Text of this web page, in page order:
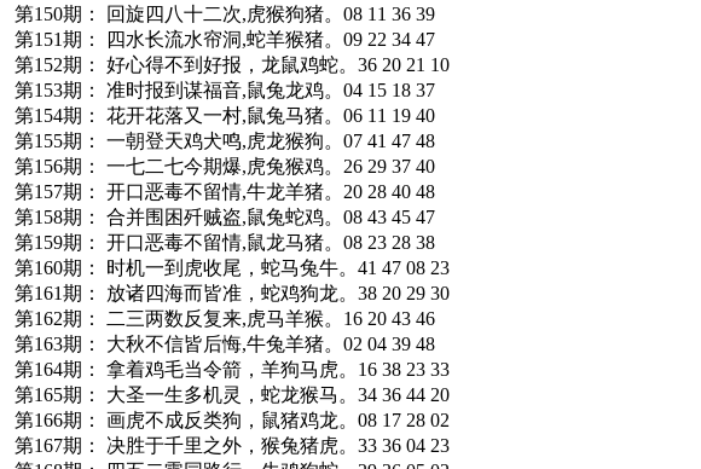
第150期： 回旋四八十二次,虎猴狗猪。08 11 36 39
第151期： 四水长流水帘洞,蛇羊猴猪。09 22 34 47
第152期： 好心得不到好报，龙鼠鸡蛇。36 20 21 10
第153期： 准时报到谋福音,鼠兔龙鸡。04 15 18 37
第154期： 花开花落又一村,鼠兔马猪。06 11 19 40
第155期： 一朝登天鸡犬鸣,虎龙猴狗。07 41 47 48
第156期： 一七二七今期爆,虎兔猴鸡。26 29 37 40
第157期： 开口恶毒不留情,牛龙羊猪。20 28 40 48
第158期： 合并围困歼贼盗,鼠兔蛇鸡。08 43 45 47
第159期： 开口恶毒不留情,鼠龙马猪。08 23 28 38
第160期： 时机一到虎收尾，蛇马兔牛。41 47 08 23
第161期： 放诸四海而皆准，蛇鸡狗龙。38 20 29 30
第162期： 二三两数反复来,虎马羊猴。16 20 43 46
第163期： 大秋不信皆后悔,牛兔羊猪。02 04 39 48
第164期： 拿着鸡毛当令箭，羊狗马虎。16 38 23 33
第165期： 大圣一生多机灵，蛇龙猴马。34 36 44 20
第166期： 画虎不成反类狗，鼠猪鸡龙。08 17 28 02
第167期： 决胜于千里之外，猴兔猪虎。33 36 04 23